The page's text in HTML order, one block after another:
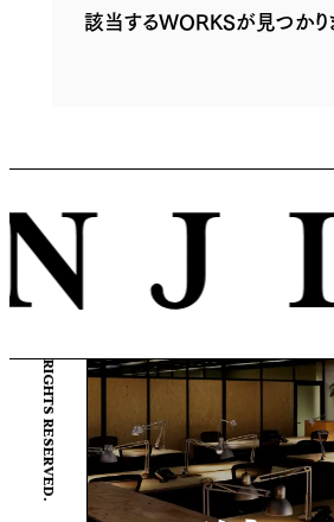
該当するWORKSが見つかり
© ENJIN Inc. ALL RIGHTS RESERVED.